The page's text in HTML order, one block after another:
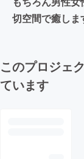
切空間で癒しま
このプロジェ
ています